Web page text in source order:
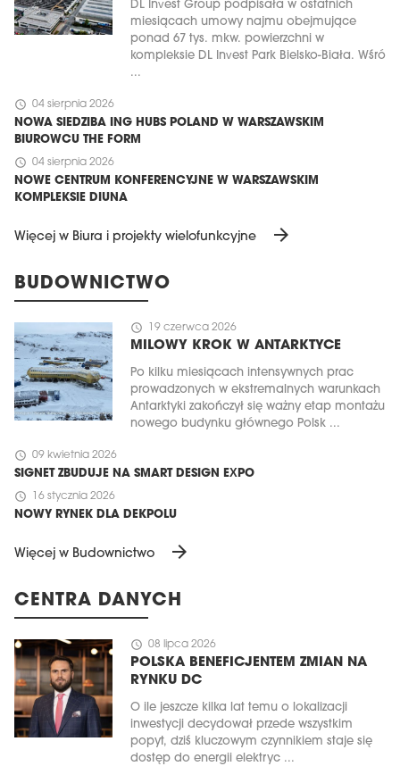
DL Invest Group podpisała w ostatnich
miesiącach umowy najmu obejmujące
ponad 67 tys. mkw. powierzchni w
kompleksie DL Invest Park Bielsko-Biała. Wśró
...
schedule 04 sierpnia 2026
NOWA SIEDZIBA ING HUBS POLAND W WARSZAWSKIM
BIUROWCU THE FORM
schedule 04 sierpnia 2026
NOWE CENTRUM KONFERENCYJNE W WARSZAWSKIM
KOMPLEKSIE DIUNA
Więcej w Biura i projekty wielofunkcyjne arrow_forward
BUDOWNICTWO
schedule 19 czerwca 2026
MILOWY KROK W ANTARKTYCE
Po kilku miesiącach intensywnych prac
prowadzonych w ekstremalnych warunkach
Antarktyki zakończył się ważny etap montażu
nowego budynku głównego Polsk ...
schedule 09 kwietnia 2026
SIGNET ZBUDUJE NA SMART DESIGN EXPO
schedule 16 stycznia 2026
NOWY RYNEK DLA DEKPOLU
Więcej w Budownictwo arrow_forward
CENTRA DANYCH
schedule 08 lipca 2026
POLSKA BENEFICJENTEM ZMIAN NA
RYNKU DC
O ile jeszcze kilka lat temu o lokalizacji
inwestycji decydował przede wszystkim
popyt, dziś kluczowym czynnikiem staje się
dostęp do energii elektryc ...